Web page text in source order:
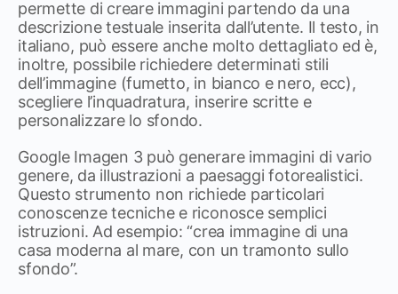
permette di creare immagini partendo da una
descrizione testuale inserita dall’utente. Il testo, in
italiano, può essere anche molto dettagliato ed è,
inoltre, possibile richiedere determinati stili
dell’immagine (fumetto, in bianco e nero, ecc),
scegliere l’inquadratura, inserire scritte e
personalizzare lo sfondo.
Google Imagen 3 può generare immagini di vario
genere, da illustrazioni a paesaggi fotorealistici.
Questo strumento non richiede particolari
conoscenze tecniche e riconosce semplici
istruzioni. Ad esempio: “crea immagine di una
casa moderna al mare, con un tramonto sullo
sfondo”.